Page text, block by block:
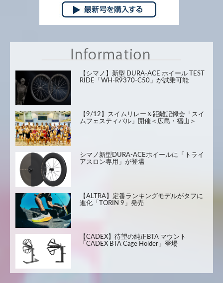
【シマノ】新型 DURA-ACE ホイール TEST
RIDE「WH-R9370-C50」が試乗可能
【9/12】スイムリレー＆距離記録会「スイ
ムフェスティバル」開催＜広島・福山＞
シマノ新型DURA-ACEホイールに「トライ
アスロン専用」が登場
【ALTRA】定番ランキングモデルがタフに
進化「TORIN 9」発売
【CADEX】待望の純正BTA マウント
「CADEX BTA Cage Holder」登場